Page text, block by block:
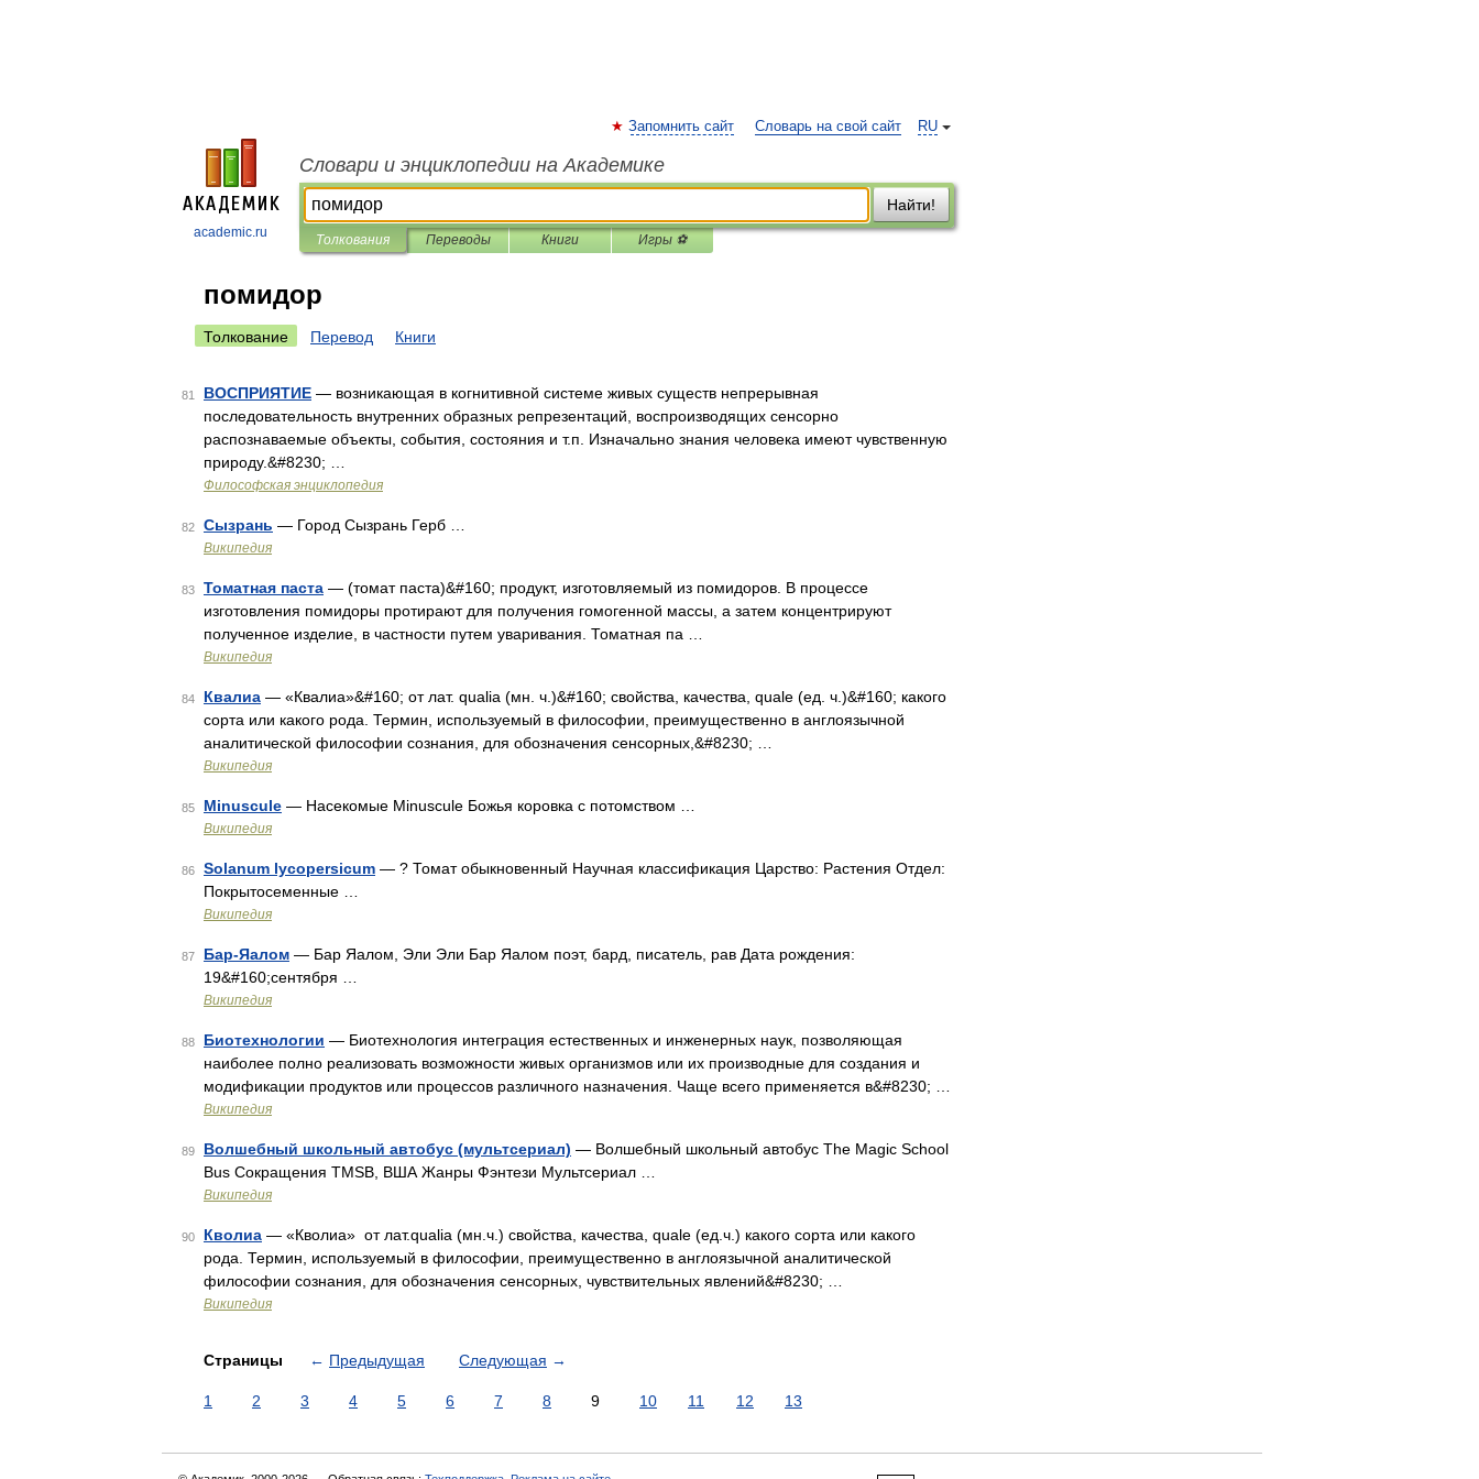
academic.ru
RU
Запомнить сайт Словарь на свой сайт
Словари и энциклопедии на Академике
Найти!
Толкования Переводы Книги Игры ⚽
помидор
Толкование Перевод Книги
81 ВОСПРИЯТИЕ — возникающая в когнитивной системе живых существ непрерывная
последовательность внутренних образных репрезентаций, воспроизводящих сенсорно
распознаваемые объекты, события, состояния и т.п. Изначально знания человека имеют чувственную
природу.&#8230; …
Философская энциклопедия
82 Сызрань — Город Сызрань Герб …
Википедия
83 Томатная паста — (томат паста)&#160; продукт, изготовляемый из помидоров. В процессе
изготовления помидоры протирают для получения гомогенной массы, а затем концентрируют
полученное изделие, в частности путем уваривания. Томатная па …
Википедия
84 Квалиа — «Квалиа»&#160; от лат. qualia (мн. ч.)&#160; свойства, качества, quale (ед. ч.)&#160; какого
сорта или какого рода. Термин, используемый в философии, преимущественно в англоязычной
аналитической философии сознания, для обозначения сенсорных,&#8230; …
Википедия
85 Minuscule — Насекомые Minuscule Божья коровка с потомством …
Википедия
86 Solanum lycopersicum — ? Томат обыкновенный Научная классификация Царство: Растения Отдел:
Покрытосеменные …
Википедия
87 Бар-Яалом — Бар Яалом, Эли Эли Бар Яалом поэт, бард, писатель, рав Дата рождения:
19&#160;сентября …
Википедия
88 Биотехнологии — Биотехнология интеграция естественных и инженерных наук, позволяющая
наиболее полно реализовать возможности живых организмов или их производные для создания и
модификации продуктов или процессов различного назначения. Чаще всего применяется в&#8230; …
Википедия
89 Волшебный школьный автобус (мультсериал) — Волшебный школьный автобус The Magic School
Bus Сокращения TMSB, ВША Жанры Фэнтези Мультсериал …
Википедия
90 Кволиа — «Кволиа» от лат.qualia (мн.ч.) свойства, качества, quale (ед.ч.) какого сорта или какого
рода. Термин, используемый в философии, преимущественно в англоязычной аналитической
философии сознания, для обозначения сенсорных, чувствительных явлений&#8230; …
Википедия
Страницы ← Предыдущая Следующая →
1 2 3 4 5 6 7 8 9 10 11 12 13